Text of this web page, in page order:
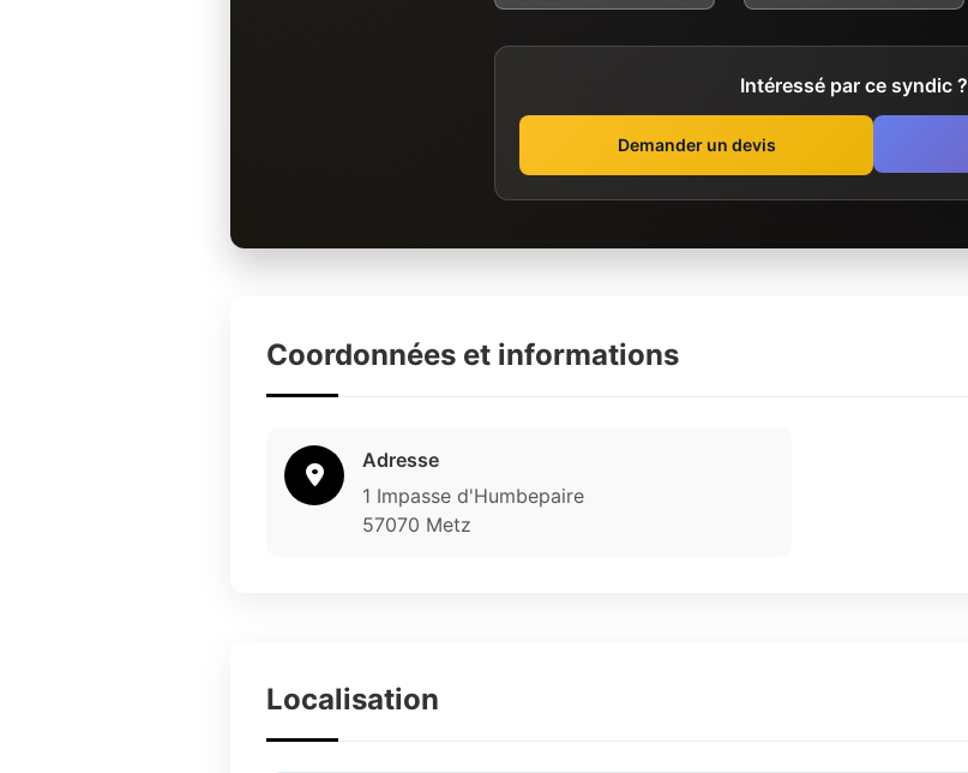
Intéressé par ce syndic ?
Demander un devis
Coordonnées et informations
Adresse
1 Impasse d'Humbepaire
57070 Metz
Localisation